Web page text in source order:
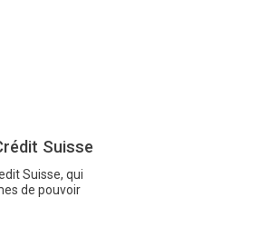
Suisse
Suisse, qui
de pouvoir